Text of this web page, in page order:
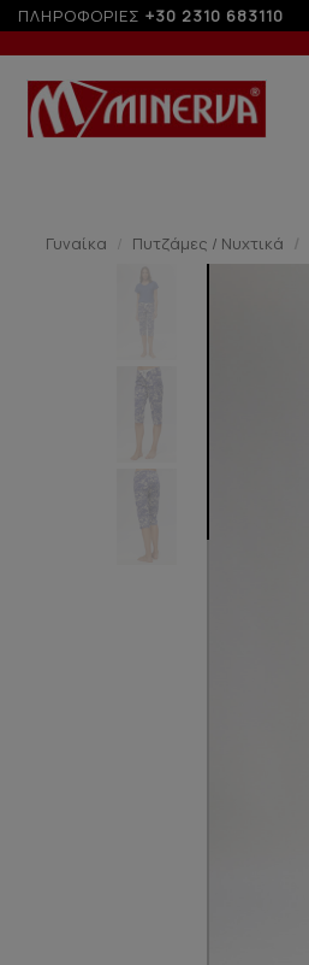
ΠΛΗΡΟΦΟΡΙΕΣ +30 2310 683110
Γυναίκα Πυτζάμες / Νυχτικά